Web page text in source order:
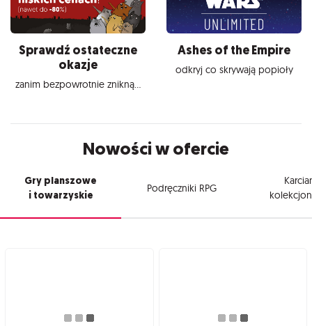
Sprawdź ostateczne
okazje
zanim bezpowrotnie znikną...
Ashes of the Empire
odkryj co skrywają popioły
Nowości w ofercie
Gry planszowe
i towarzyskie
Podręczniki RPG